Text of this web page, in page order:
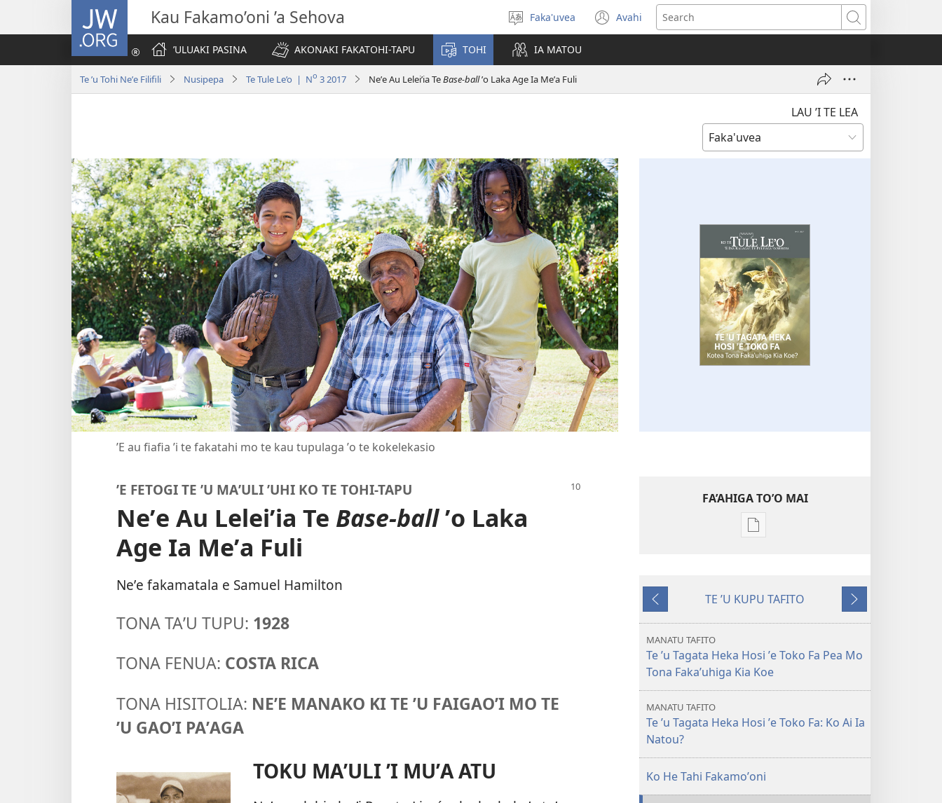
JW.ORG Kau Fakamo’oni ’a Sehova
Filifili
he
lea
Faka'uvea Avahi
(opens
new
Search
ʼULUAKI PASINA
AKONAKI FAKATOHI-TAPU TOHI IA MATOU
Te ʼu Tohi Neʼe Filifili Nusipepa Te Tule Le’o | No 3 2017 Neʼe Au Leleiʼia TeBase-ballʼo Laka Age Ia Meʼa Fuli
LAU ’I TE LEA
ʼE au fiafia ʼi te fakatahi mo te kau tupulaga ʼo te kokelekasio
ʼE FETOGI TE ’U MAʼULI ʼUHI KO TE TOHI-TAPU
Neʼe Au Leleiʼia Te Base-ballʼo Laka
Age Ia Meʼa Fuli
Neʼe fakamatala e Samuel Hamilton
TONA TAʼU TUPU: 1928
TONA FENUA: COSTA RICA
TONA HISITOLIA: NEʼE MANAKO KI TE ʼU FAIGAOʼI MO TE
ʼU GAOʼI PAʼAGA
TOKU MAʼULI ʼI MUʼA ATU
FA’AHIGA TO’O MAI
Publication
TULE
ʼu
Tagata
ʼe
Kotea
Tona
ʼAe
ʼi
muʼa
atu
TE ʼU KUPU TAFITO
ʼAe
ʼe
mai
MANATU TAFITO
Te ʼu Tagata Heka Hosi ʼe Toko Fa Pea Mo
Tona Fakaʼuhiga Kia Koe
MANATU TAFITO
Te ʼu Tagata Heka Hosi ʼe Toko Fa: Ko Ai Ia
Natou?
Ko He Tahi Fakamoʼoni